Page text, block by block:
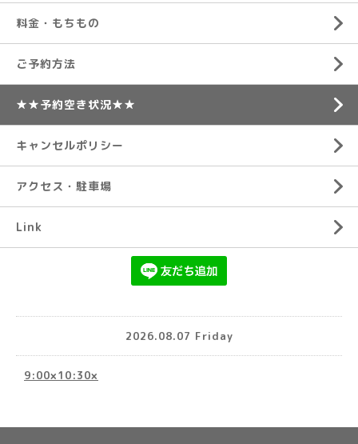
料金・もちもの
ご予約方法
★★予約空き状況★★
キャンセルポリシー
アクセス・駐車場
Link
2026.08.07 Friday
9:00×10:30×